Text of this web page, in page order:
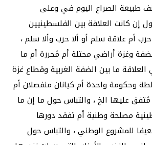
طبيعة الصراع اليوم في وعلى
إن كانت العلاقة بين الفلسطينيين
حرب أم علاقة سلم أو ألا حرب وألا سلم ،
وغزة أراضي محتلة أم مُحررة أم ما
ما بين الضفة الغربية وقطاع غزة
وحكومة واحدة أم كيانان منفصلان أم
مُتفق عليها الخ ، والتباس حول ما إن ما
مصلحة وطنية أم تفقد دورها
للمشروع الوطني ، والتباس حول